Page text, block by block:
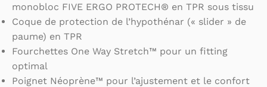
monobloc FIVE ERGO PROTECH® en TPR sous tissu
Coque de protection de l’hypothénar (« slider » de
paume) en TPR
Fourchettes One Way Stretch™ pour un fitting
optimal
Poignet Néoprène™ pour l’ajustement et le confort